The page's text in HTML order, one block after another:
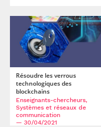
Résoudre les verrous
technologiques des
blockchains
Enseignants-chercheurs,
Systèmes et réseaux de
communication
— 30/04/2021